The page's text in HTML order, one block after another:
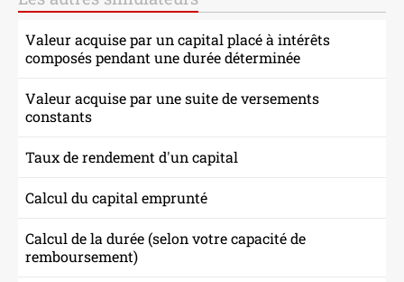
Valeur acquise par un capital placé à intérêts
composés pendant une durée déterminée
Valeur acquise par une suite de versements
constants
Taux de rendement d'un capital
Calcul du capital emprunté
Calcul de la durée (selon votre capacité de
remboursement)